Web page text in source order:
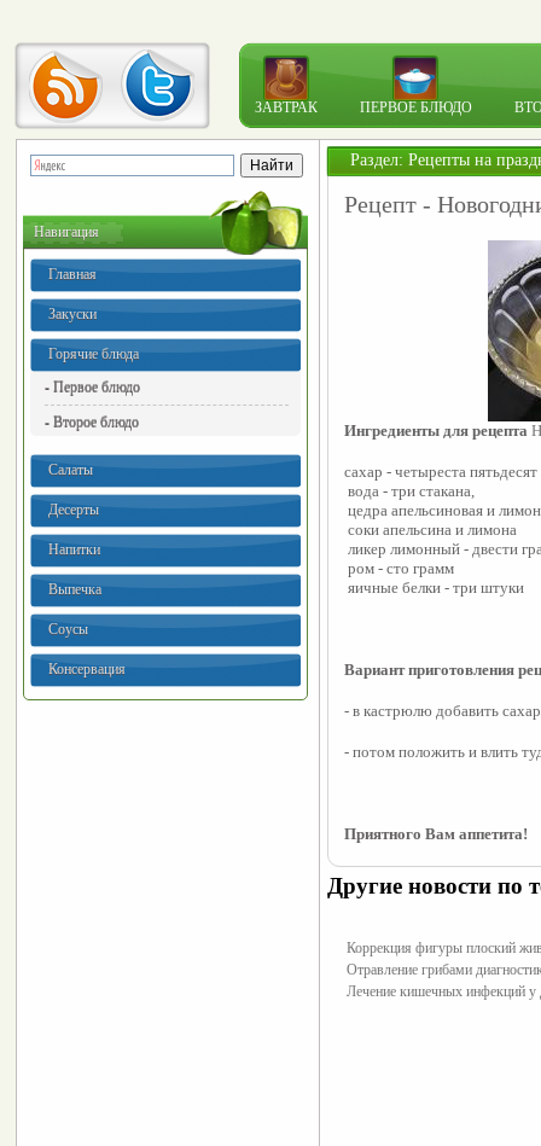
ЗАВТРАК ПЕРВОЕ БЛЮДО
Навигация
Главная
Закуски
Горячие блюда
- Первое блюдо
- Второе блюдо
Салаты
Десерты
Напитки
Выпечка
Соусы
Консервация
Раздел: Рецепты на
Рецепт -
Ингредиенты для рецепта
сахар - четыреста
вода - три стакана,
цедра апельсиновая и
соки апельсина и лимона
ликер лимонный - двести
ром - сто грамм
яичные белки - три штуки
Вариант приготовления
- в кастрюлю добавить
- потом положить и влить
Приятного Вам аппетита!
Другие новости по
Коррекция фигуры плоский
Отравление грибами
Лечение кишечных инфекций у